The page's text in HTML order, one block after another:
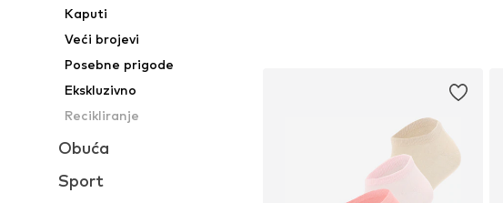
Kaputi
Veći brojevi
Posebne prigode
Ekskluzivno
Recikliranje
Obuća
Sport